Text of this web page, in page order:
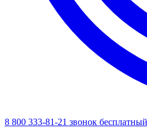
8 800 333-81-21 звонок